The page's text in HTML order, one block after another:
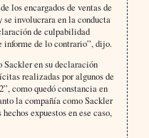
los encargados de ventas de
involucrara en la conducta
de culpabilidad
informe de lo contrario”, dijo.
en su declaración
realizadas por algunos de
como quedó constancia en
la compañía como Sackler
expuestos en ese caso,